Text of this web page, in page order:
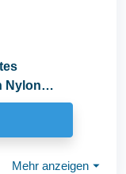
Nylon
Mehr anzeigen ⏷